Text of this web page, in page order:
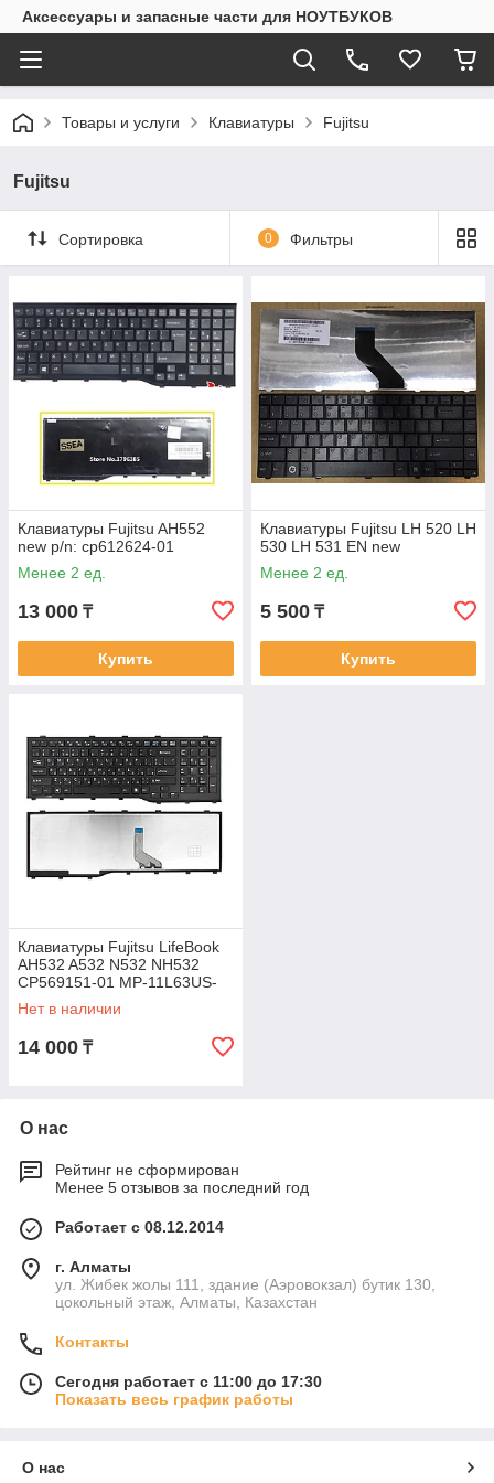
Аксессуары и запасные части для НОУТБУКОВ
Товары и услуги Клавиатуры Fujitsu
Fujitsu
Сортировка 0 Фильтры
Клавиатуры Fujitsu AH552
new p/n: cp612624-01
Менее 2 ед.
13 000 ₸
Купить
Клавиатуры Fujitsu LH 520 LH
530 LH 531 EN new
Менее 2 ед.
5 500 ₸
Купить
Клавиатуры Fujitsu LifeBook
AH532 A532 N532 NH532
CP569151-01 MP-11L63US-
D85, RU/EN
Нет в наличии
14 000 ₸
О нас
Рейтинг не сформирован
Менее 5 отзывов за последний год
Работает с 08.12.2014
г. Алматы
ул. Жибек жолы 111, здание (Аэровокзал) бутик 130,
цокольный этаж, Алматы, Казахстан
Контакты
Сегодня работает с 11:00 до 17:30
Показать весь график работы
О нас